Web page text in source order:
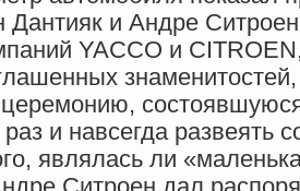
Дантияк и Андре
YACCO и
и навсегда развеять
являлась ли